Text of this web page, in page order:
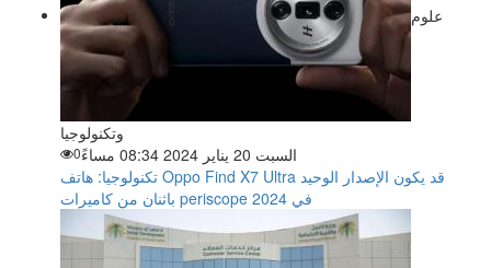
علوم
وتكنولوجيا
السبت 20 يناير 2024 08:34 مساءً
0
تكنولوجيا: هاتف Oppo Find X7 Ultra قد يكون الإصدار الوحيد
باثنان من كاميرات periscope في 2024